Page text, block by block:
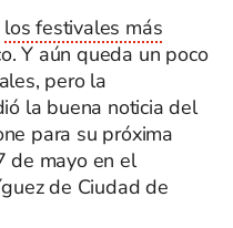
los festivales más
Y aún queda un poco
pero la
la buena noticia del
para su próxima
de mayo en el
de Ciudad de